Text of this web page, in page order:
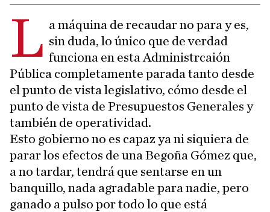
L a máquina de recaudar no para y es,
sin duda, lo único que de verdad
funciona en esta Administrcaión
Pública completamente parada tanto desde
el punto de vista legislativo, cómo desde el
punto de vista de Presupuestos Generales y
también de operatividad.
Esto gobierno no es capaz ya ni siquiera de
parar los efectos de una Begoña Gómez que,
a no tardar, tendrá que sentarse en un
banquillo, nada agradable para nadie, pero
ganado a pulso por todo lo que está